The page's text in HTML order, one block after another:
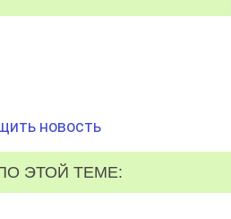
новость
ЭТОЙ ТЕМЕ: